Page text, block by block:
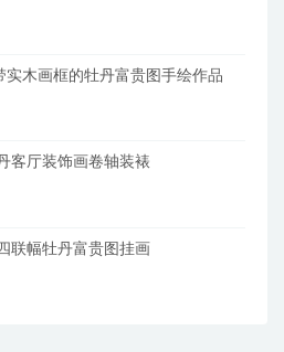
实木画框的牡丹富贵图手绘作品
客厅装饰画卷轴装裱
联幅牡丹富贵图挂画